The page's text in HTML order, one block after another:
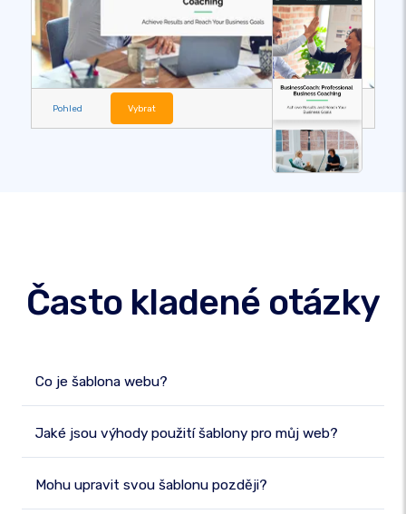
Pohled Vybrat
Často kladené otázky
Co je šablona webu?
Jaké jsou výhody použití šablony pro můj web?
Mohu upravit svou šablonu později?